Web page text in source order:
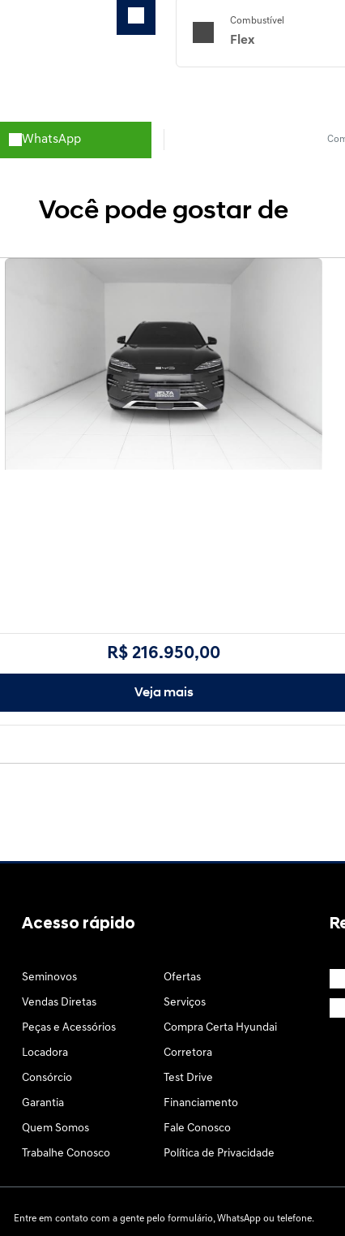
Combustível
Flex
WhatsApp
Você pode gostar de
R$ 216.950,00
Veja mais
Acesso rápido
Seminovos Ofertas
Vendas Diretas Serviços
Peças e Acessórios Compra Certa Hyundai
Locadora Corretora
Consórcio Test Drive
Garantia Financiamento
Quem Somos Fale Conosco
Trabalhe Conosco Política de Privacidade
Entre em contato com a gente pelo formulário, WhatsApp ou telefone.